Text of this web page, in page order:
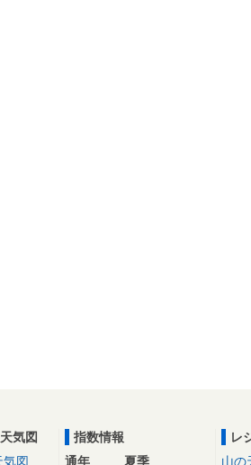
天気図
気図
指数情報
通年
夏季
レ
山の